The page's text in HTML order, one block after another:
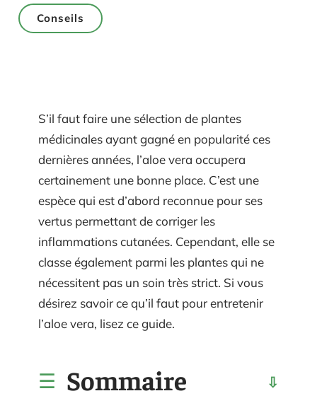
Conseils
S’il faut faire une sélection de plantes
médicinales ayant gagné en popularité ces
dernières années, l’aloe vera occupera
certainement une bonne place. C’est une
espèce qui est d’abord reconnue pour ses
vertus permettant de corriger les
inflammations cutanées. Cependant, elle se
classe également parmi les plantes qui ne
nécessitent pas un soin très strict. Si vous
désirez savoir ce qu’il faut pour entretenir
l’aloe vera, lisez ce guide.
Sommaire